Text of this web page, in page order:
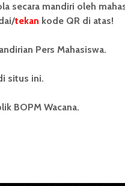
Siber
secara mandiri oleh
tekan kode QR di atas!
Pers Mahasiswa.
situs ini.
BOPM Wacana.